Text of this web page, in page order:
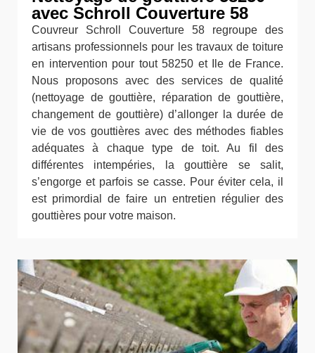
avec Schroll Couverture 58
Couvreur Schroll Couverture 58 regroupe des
artisans professionnels pour les travaux de toiture
en intervention pour tout 58250 et Ile de France.
Nous proposons avec des services de qualité
(nettoyage de gouttière, réparation de gouttière,
changement de gouttière) d’allonger la durée de
vie de vos gouttières avec des méthodes fiables
adéquates à chaque type de toit. Au fil des
différentes intempéries, la gouttière se salit,
s’engorge et parfois se casse. Pour éviter cela, il
est primordial de faire un entretien régulier des
gouttières pour votre maison.